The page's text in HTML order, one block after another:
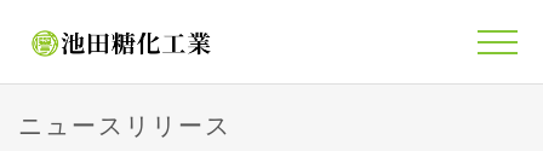
ニュースリリース